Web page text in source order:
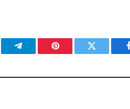
فيسبوك تويتر بينتيريست